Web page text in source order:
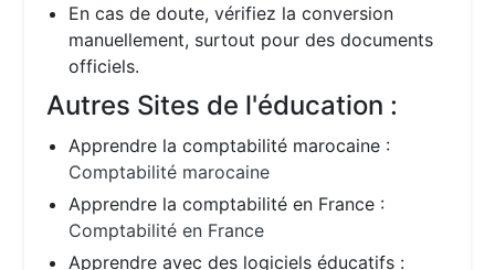
En cas de doute, vérifiez la conversion
manuellement, surtout pour des documents
officiels.
Autres Sites de l'éducation :
Apprendre la comptabilité marocaine :
Comptabilité marocaine
Apprendre la comptabilité en France :
Comptabilité en France
Apprendre avec des logiciels éducatifs :